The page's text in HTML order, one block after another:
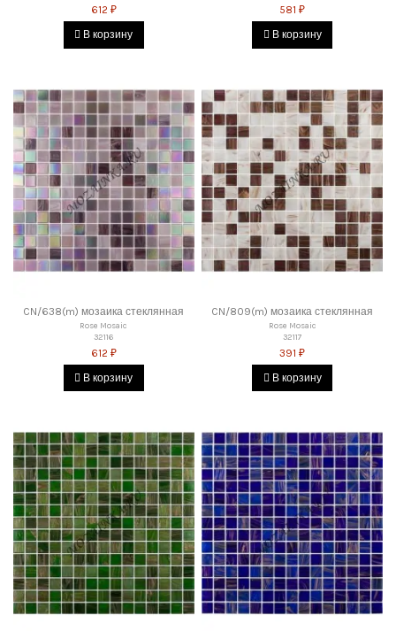
612 ₽
В корзину
581 ₽
В корзину
CN/638(m) мозаика стеклянная
Rose Mosaic
32116
612 ₽
В корзину
CN/809(m) мозаика стеклянная
Rose Mosaic
32117
391 ₽
В корзину